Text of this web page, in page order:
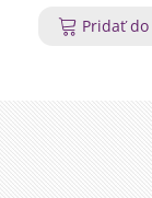
Pridať do